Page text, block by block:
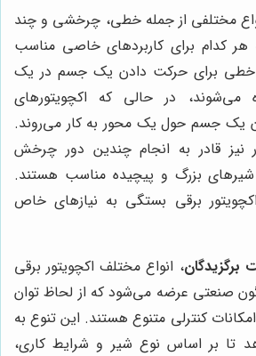
مختلفی از جمله خطی، چرخشی و چند
هر کدام برای کاربردهای خاصی مناسب
خطی برای حرکت دادن یک جسم در یک
می‌شوند، در حالی که اکچویتورهای
یک جسم حول یک محور به کار می‌روند.
نیز قادر به انجام چندین دور چرخش
بزرگ و پیچیده مناسب هستند.
برقی بستگی به نیازهای خاص
، انواع مختلف اکچویتور برقی
صنعتی عرضه می‌شود که از لحاظ توان
کنترلی متنوع هستند. این تنوع به
تا بر اساس نوع شیر و شرایط کاری،